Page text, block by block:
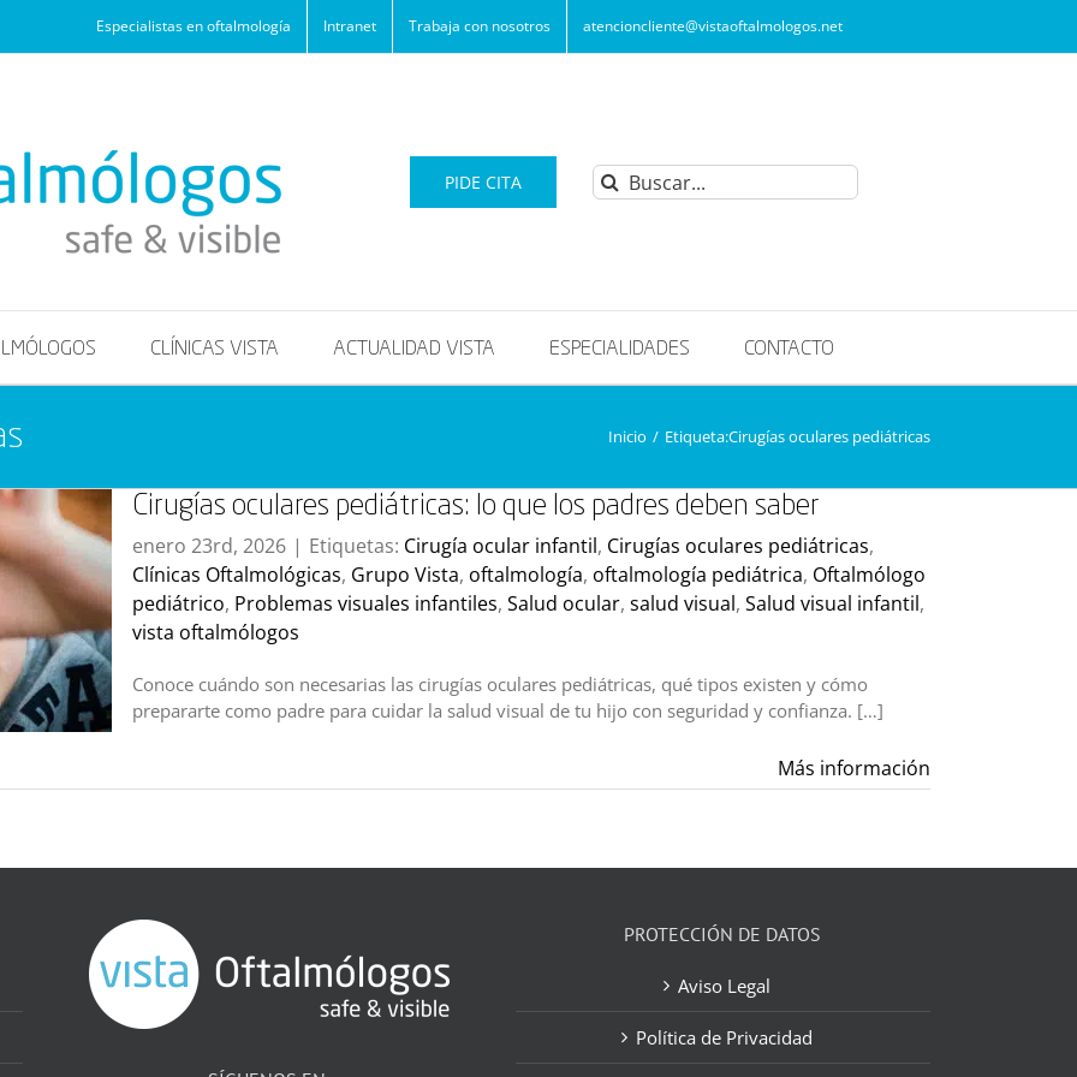
Especialistas en oftalmología Intranet Trabaja con nosotros atencioncliente@vistaoftalmologos.net
PIDE CITA Buscar:
CLÍNICAS VISTA ACTUALIDAD VISTA ESPECIALIDADES CONTACTO
Inicio / Etiqueta:Cirugías oculares pediátricas
Cirugías oculares pediátricas: lo que los padres deben saber
enero 23rd, 2026 | Etiquetas: Cirugía ocular infantil, Cirugías oculares pediátricas,
Clínicas Oftalmológicas, Grupo Vista, oftalmología, oftalmología pediátrica, Oftalmólogo
pediátrico, Problemas visuales infantiles, Salud ocular, salud visual, Salud visual infantil,
vista oftalmólogos
Conoce cuándo son necesarias las cirugías oculares pediátricas, qué tipos existen y cómo
prepararte como padre para cuidar la salud visual de tu hijo con seguridad y confianza. […]
Más información
PROTECCIÓN DE DATOS
Aviso Legal
Política de Privacidad